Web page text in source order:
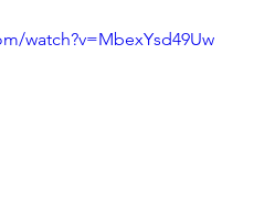
watch?v=MbexYsd49Uw